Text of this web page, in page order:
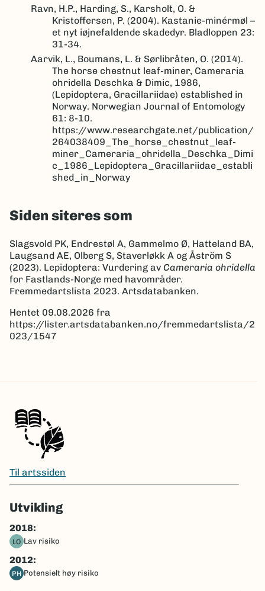
Ravn, H.P., Harding, S., Karsholt, O. &
Kristoffersen, P. (2004). Kastanie-minérmøl –
et nyt iøjnefaldende skadedyr. Bladloppen 23:
31-34.
Aarvik, L., Boumans, L. & Sørlibråten, O. (2014).
The horse chestnut leaf-miner, Cameraria
ohridella Deschka & Dimic, 1986,
(Lepidoptera, Gracillariidae) established in
Norway. Norwegian Journal of Entomology
61: 8-10.
https://www.researchgate.net/publication/
264038409_The_horse_chestnut_leaf-
miner_Cameraria_ohridella_Deschka_Dimi
c_1986_Lepidoptera_Gracillariidae_establi
shed_in_Norway
Siden siteres som
Slagsvold PK, Endrestøl A, Gammelmo Ø, Hatteland BA,
Laugsand AE, Olberg S, Staverløkk A og Åström S
(2023). Lepidoptera: Vurdering av Cameraria ohridella
for Fastlands-Norge med havområder.
Fremmedartslista 2023. Artsdatabanken.
Hentet 09.08.2026 fra
https://lister.artsdatabanken.no/fremmedartslista/2
023/1547
Til artssiden
Utvikling
2018:
LO Lav risiko
2012:
PH Potensielt høy risiko